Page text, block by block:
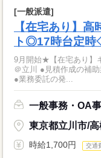
[一般派遣]
【在宅あり】
ト◎17時台定
9月開始★【在宅あり】
＠立川 ●見積作成の補
●業務委託の発...
一般事務・OA
東京都立川市/高
時給1,700円 交通